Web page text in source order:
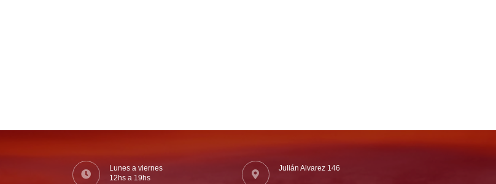
Lunes a viernes
12hs a 19hs
Julián Alvarez 146